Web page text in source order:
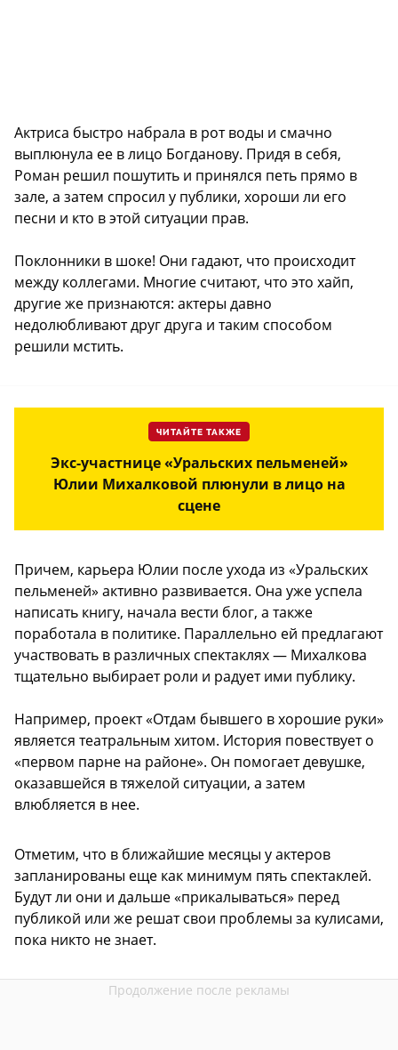
Актриса быстро набрала в рот воды и смачно
выплюнула ее в лицо Богданову. Придя в себя,
Роман решил пошутить и принялся петь прямо в
зале, а затем спросил у публики, хороши ли его
песни и кто в этой ситуации прав.
Поклонники в шоке! Они гадают, что происходит
между коллегами. Многие считают, что это хайп,
другие же признаются: актеры давно
недолюбливают друг друга и таким способом
решили мстить.
ЧИТАЙТЕ ТАКЖЕ
Экс-участнице «Уральских пельменей»
Юлии Михалковой плюнули в лицо на
сцене
Причем, карьера Юлии после ухода из «Уральских
пельменей» активно развивается. Она уже успела
написать книгу, начала вести блог, а также
поработала в политике. Параллельно ей предлагают
участвовать в различных спектаклях — Михалкова
тщательно выбирает роли и радует ими публику.
Например, проект «Отдам бывшего в хорошие руки»
является театральным хитом. История повествует о
«первом парне на районе». Он помогает девушке,
оказавшейся в тяжелой ситуации, а затем
влюбляется в нее.
Отметим, что в ближайшие месяцы у актеров
запланированы еще как минимум пять спектаклей.
Будут ли они и дальше «прикалываться» перед
публикой или же решат свои проблемы за кулисами,
пока никто не знает.